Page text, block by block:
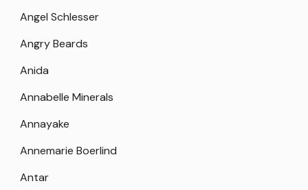
Angel Schlesser
Angry Beards
Anida
Annabelle Minerals
Annayake
Annemarie Boerlind
Antar